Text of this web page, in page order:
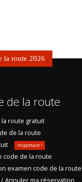
la route 2026
de la route
route gratuit
de la route
Important !
code de la route
examen code de la route